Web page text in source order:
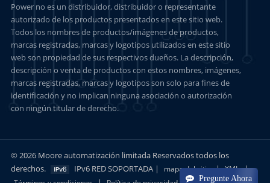
Pregunte Ahora
Power no es un distribuidor, distribuidor o representante
autorizado de los productos presentados en este sitio web.
Todos los nombres de productos/imágenes de productos,
marcas registradas, marcas y logotipos utilizados en este sitio
web son propiedad de sus respectivos dueños. La descripción,
descripción o venta de productos con estos nombres, imágenes,
marcas registradas, marcas y logotipos son solo para fines de
identificación y no implican ninguna asociación o autorización
con ningún titular de derecho.
© 2026 Moore automatización limitada Reservados todos los
derechos.
IPv6 RED SOPORTADA | mapa del sitio | XML |